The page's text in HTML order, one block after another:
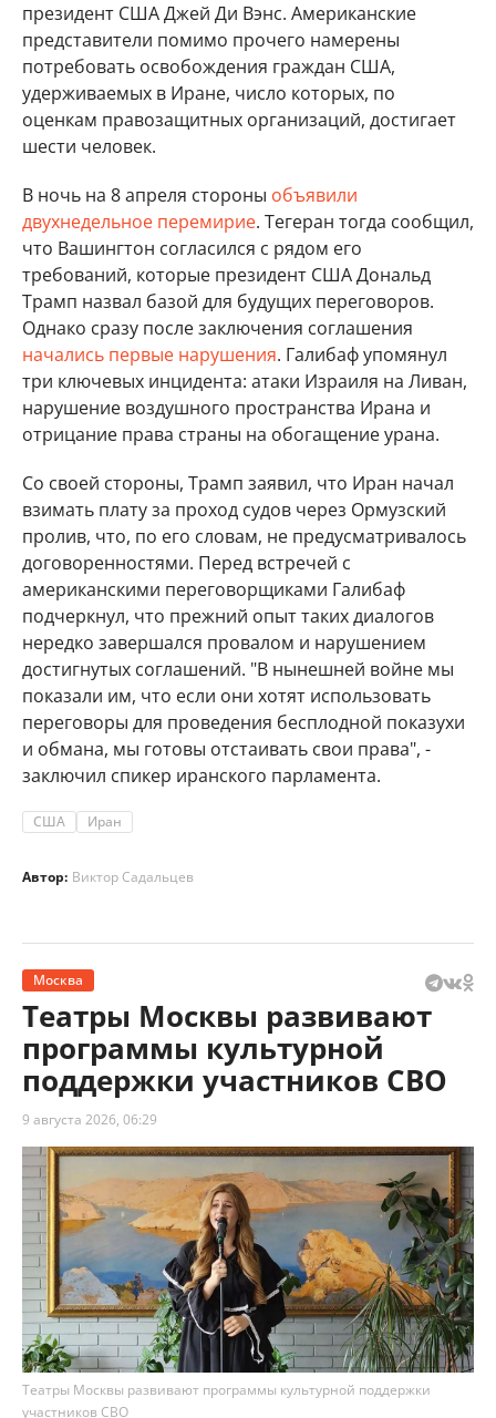
президент США Джей Ди Вэнс. Американские
представители помимо прочего намерены
потребовать освобождения граждан США,
удерживаемых в Иране, число которых, по
оценкам правозащитных организаций, достигает
шести человек.
В ночь на 8 апреля стороны объявили
двухнедельное перемирие. Тегеран тогда сообщил,
что Вашингтон согласился с рядом его
требований, которые президент США Дональд
Трамп назвал базой для будущих переговоров.
Однако сразу после заключения соглашения
начались первые нарушения. Галибаф упомянул
три ключевых инцидента: атаки Израиля на Ливан,
нарушение воздушного пространства Ирана и
отрицание права страны на обогащение урана.
Со своей стороны, Трамп заявил, что Иран начал
взимать плату за проход судов через Ормузский
пролив, что, по его словам, не предусматривалось
договоренностями. Перед встречей с
американскими переговорщиками Галибаф
подчеркнул, что прежний опыт таких диалогов
нередко завершался провалом и нарушением
достигнутых соглашений. "В нынешней войне мы
показали им, что если они хотят использовать
переговоры для проведения бесплодной показухи
и обмана, мы готовы отстаивать свои права", -
заключил спикер иранского парламента.
США Иран
Автор: Виктор Садальцев
Москва
Театры Москвы развивают
программы культурной
поддержки участников СВО
9 августа 2026, 06:29
Театры Москвы развивают программы культурной поддержки
участников СВО